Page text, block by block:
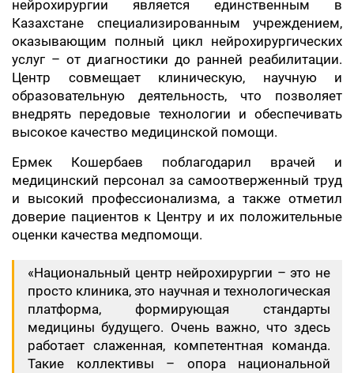
нейрохирургии является единственным в
Казахстане специализированным учреждением,
оказывающим полный цикл нейрохирургических
услуг – от диагностики до ранней реабилитации.
Центр совмещает клиническую, научную и
образовательную деятельность, что позволяет
внедрять передовые технологии и обеспечивать
высокое качество медицинской помощи.
Ермек Кошербаев поблагодарил врачей и
медицинский персонал за самоотверженный труд
и высокий профессионализма, а также отметил
доверие пациентов к Центру и их положительные
оценки качества медпомощи.
«Национальный центр нейрохирургии – это не
просто клиника, это научная и технологическая
платформа, формирующая стандарты
медицины будущего. Очень важно, что здесь
работает слаженная, компетентная команда.
Такие коллективы – опора национальной